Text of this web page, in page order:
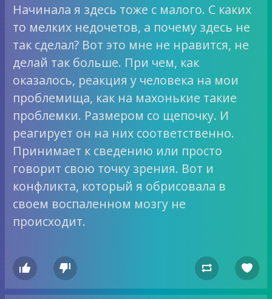
Начинала я здесь тоже с малого. С каких
то мелких недочетов, а почему здесь не
так сделал? Вот это мне не нравится, не
делай так больше. При чем, как
оказалось, реакция у человека на мои
проблемища, как на махонькие такие
проблемки. Размером со щепочку. И
реагирует он на них соответственно.
Принимает к сведению или просто
говорит свою точку зрения. Вот и
конфликта, который я обрисовала в
своем воспаленном мозгу не
происходит.
   